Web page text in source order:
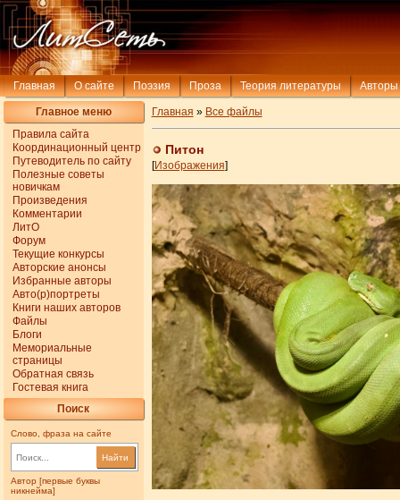
Главная О сайте Поэзия Проза Теория литературы Авторы
Главное меню
Правила сайта
Координационный центр
Путеводитель по сайту
Полезные советы
новичкам
Произведения
Комментарии
ЛитО
Форум
Текущие конкурсы
Авторские анонсы
Избранные авторы
Авто(р)портреты
Книги наших авторов
Файлы
Блоги
Мемориальные
страницы
Обратная связь
Гостевая книга
Поиск
Слово, фраза на сайте
Найти
Автор [первые буквы
никнейма]
Главная » Все файлы
Питон
[Изображения]